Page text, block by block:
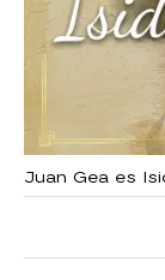
Juan Gea es